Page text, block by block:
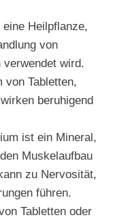
Heilpflanze,
von
wird.
von Tabletten,
beruhigend
ist ein Mineral,
Muskelaufbau
zu Nervosität,
führen.
Tabletten oder